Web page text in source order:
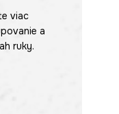
viac
a
ruky.